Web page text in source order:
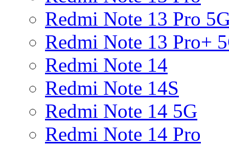
Redmi Note 13 Pro
Redmi Note 13 Pro+
Redmi Note 14
Redmi Note 14S
Redmi Note 14 5G
Redmi Note 14 Pro